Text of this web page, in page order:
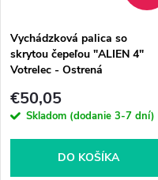
o
v
v
Vychádzková palica so
skrytou čepeľou "ALIEN 4"
Votrelec - Ostrená
€50,05
Skladom (dodanie 3-7 dní)
DO KOŠÍKA